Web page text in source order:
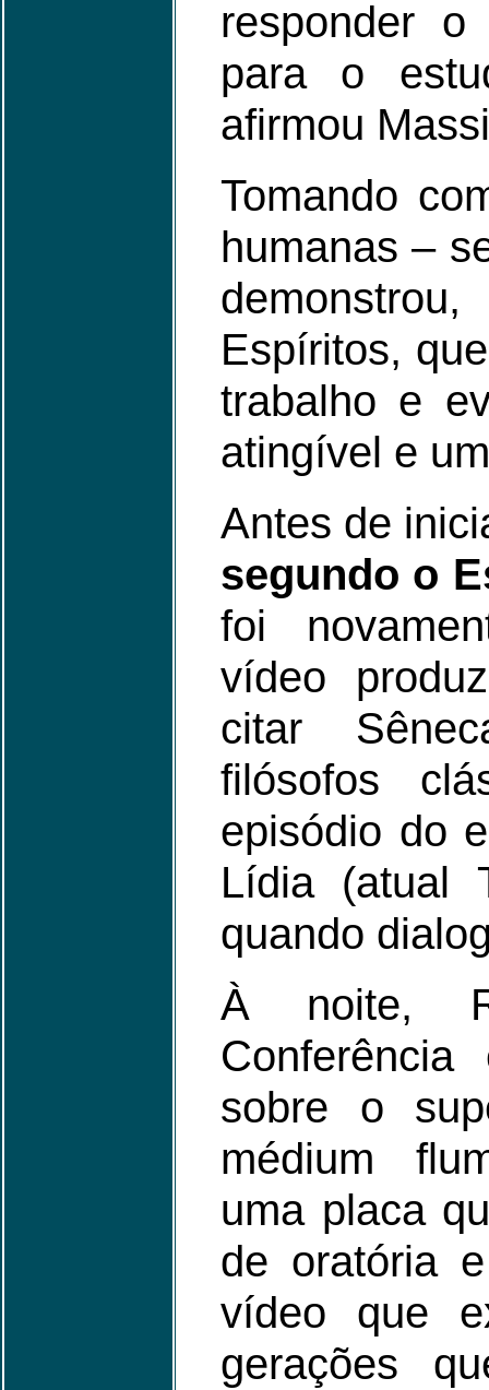
responder
para o
afirmou
Tomando
humanas –
Espíritos,
trabalho e
atingível e
Antes de
segundo o
foi
vídeo
citar
filósofos
episódio do
Lídia (atual
quando
À noite,
sobre o
médium
uma placa
de oratória
vídeo que
gerações